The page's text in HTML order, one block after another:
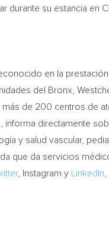
durante su estancia en
en la
del Bronx,
más de 200 centros de
, informa directamente
y salud vascular,
que da servicios
, Instagram y LinkedIn